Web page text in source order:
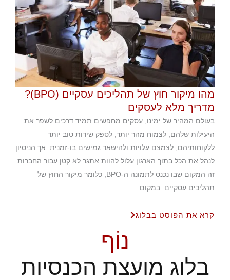
מהו מיקור חוץ של תהליכים עסקיים (BPO)?
מדריך מלא לעסקים
בעולם המהיר של ימינו, עסקים מחפשים תמיד דרכים לשפר את
היעילות שלהם, לצמוח מהר יותר, לספק שירות טוב יותר
ללקוחותיהם, לצמצם עלויות ולהישאר גמישים בו-זמנית. אך הניסיון
לנהל את הכל בתוך הארגון עלול להוות אתגר לא קטן עבור החברות.
זה המקום שבו נכנס לתמונה ה-BPO, כלומר מיקור החוץ של
תהליכים עסקיים. במקום...
קרא את הפוסט בבלוג
נוֹף
בלוג מועצת הכנסיות